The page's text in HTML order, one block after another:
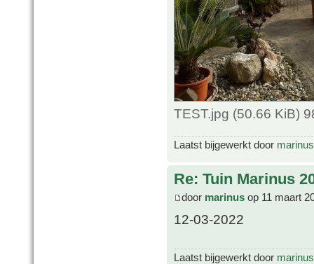
TEST.jpg (50.66 KiB)
Laatst bijgewerkt door marinus
Re: Tuin Marinus
door marinus op 11 maart
12-03-2022
Laatst bijgewerkt door marinus